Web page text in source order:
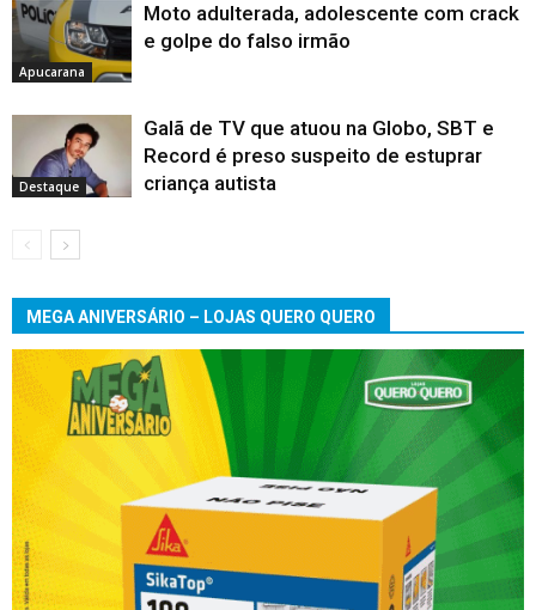
Apucarana
Moto adulterada, adolescente com crack
e golpe do falso irmão
Destaque
Galã de TV que atuou na Globo, SBT e
Record é preso suspeito de estuprar
criança autista
MEGA ANIVERSÁRIO – LOJAS QUERO QUERO